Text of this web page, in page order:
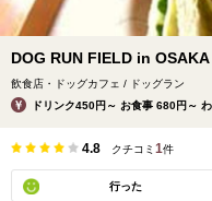
DOG RUN FIELD in OSAKA
飲食店・ドッグカフェ / ドッグラン
ドリンク450円～ お食事 680円～
4.8 クチコミ 1件
行った